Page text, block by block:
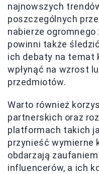
najnowszych
poszczególnych
nabierze
powinni także
ich debaty na temat
wpłynąć na wzrost
przedmiotów.
Warto również
partnerskich oraz
platformach takich
przynieść wymierne
obdarzają
influencerów, a ich